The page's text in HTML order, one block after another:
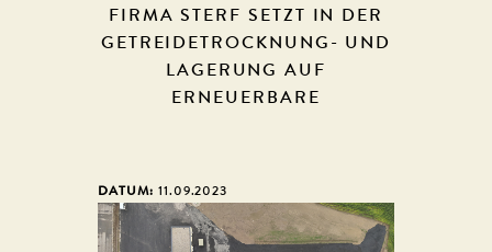
FIRMA STERF SETZT IN DER
GETREIDETROCKNUNG- UND
LAGERUNG AUF
ERNEUERBARE
DATUM: 11.09.2023